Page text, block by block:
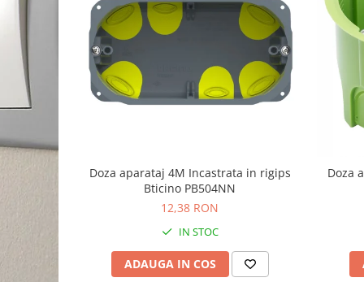
Doza aparataj 4M Incastrata in rigips
Bticino PB504NN
12,38 RON
IN STOC
ADAUGA IN COS
Doza